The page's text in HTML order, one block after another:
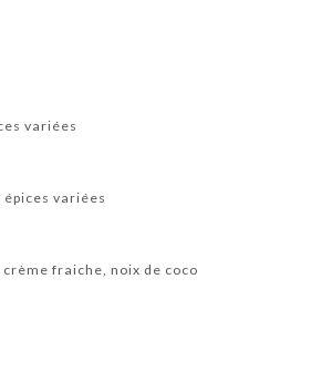
variées
variées
fraiche, noix de coco